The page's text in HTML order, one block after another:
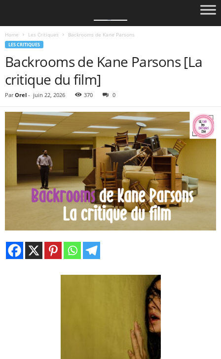
Home Les Critiques Backrooms de Kane Parsons
LES CRITIQUES
Backrooms de Kane Parsons [La
critique du film]
Par Orel - juin 22, 2026 370 0